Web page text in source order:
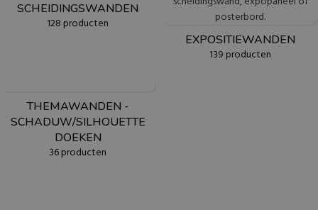
SCHEIDINGSWANDEN
128 producten
EXPOSITIEWANDEN
139 producten
THEMAWANDEN -
SCHADUW/SILHOUETTE
DOEKEN
36 producten